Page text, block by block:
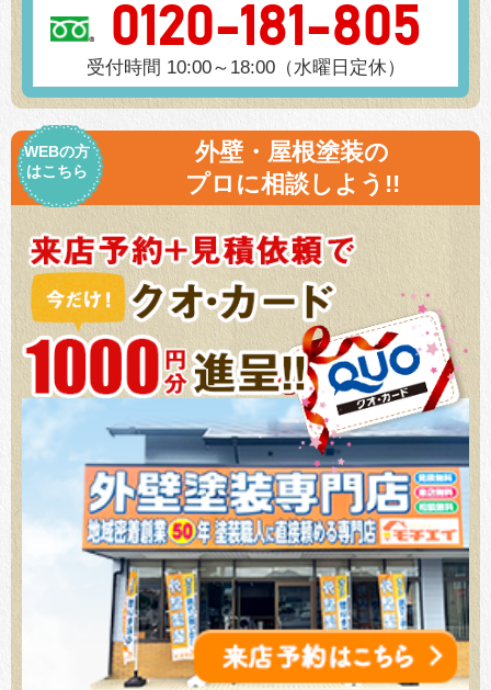
0120-181-805
受付時間 10:00～18:00（水曜日定休）
WEBの方
はこちら
外壁・屋根塗装の
プロに相談しよう!!